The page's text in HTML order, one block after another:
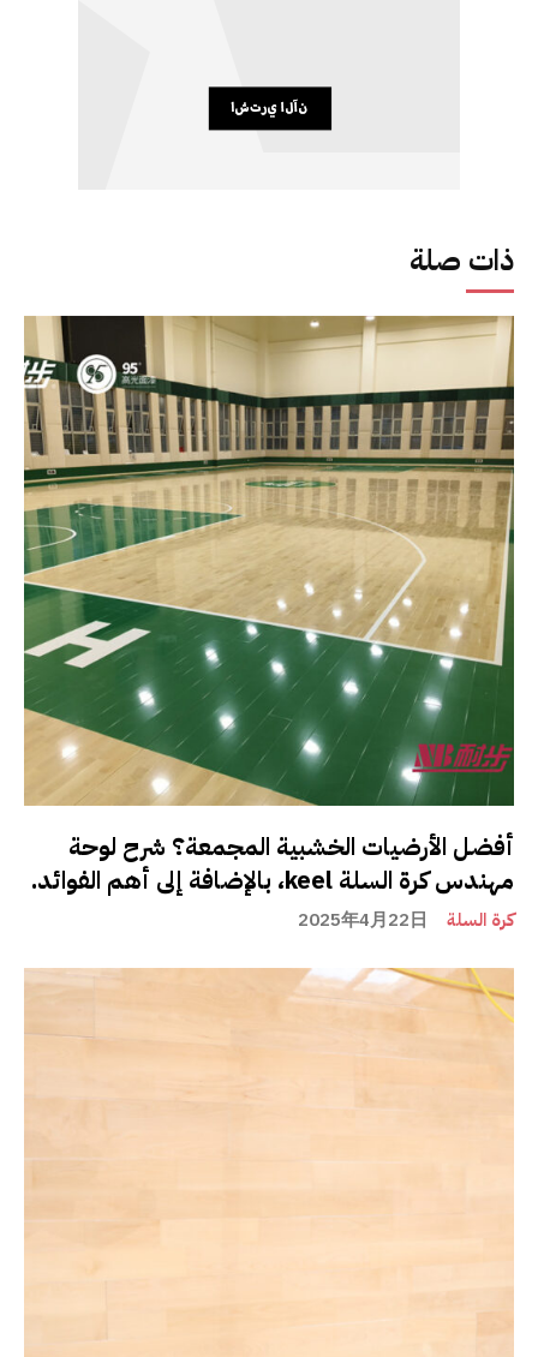
ذات صلة
أفضل الأرضيات الخشبية المجمعة؟ شرح لوحة
مهندس كرة السلة keel، بالإضافة إلى أهم الفوائد.
كرة السلة 2025年4月22日